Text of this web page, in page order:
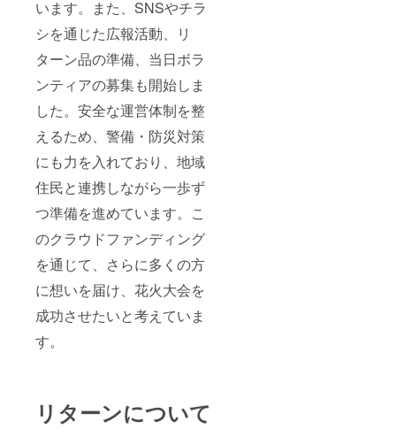
います。また、SNSやチラ
シを通じた広報活動、リ
ターン品の準備、当日ボラ
ンティアの募集も開始しま
した。安全な運営体制を整
えるため、警備・防災対策
にも力を入れており、地域
住民と連携しながら一歩ず
つ準備を進めています。こ
のクラウドファンディング
を通じて、さらに多くの方
に想いを届け、花火大会を
成功させたいと考えていま
す。
リターンについて